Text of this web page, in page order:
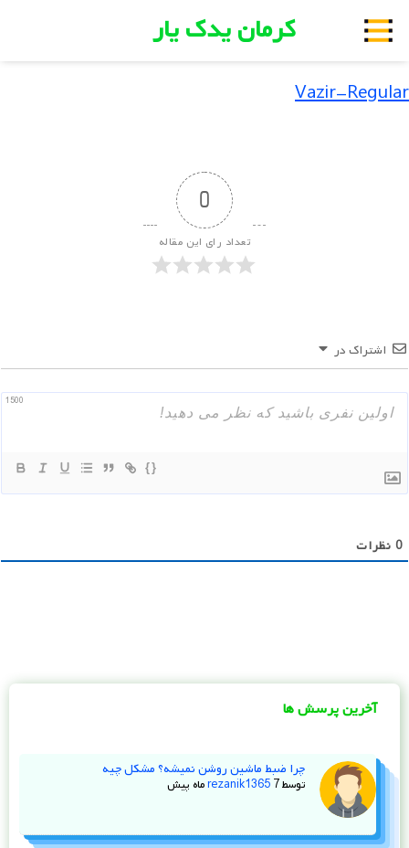
کرمان یدک یار
Vazir-Regular
0
تعداد رای این مقاله
اشتراک در
1500
{}
0 نظرات
آخرین پرسش ها
چرا ضبط ماشین روشن نمیشه؟ مشکل چیه
توسط rezanik1365 7 ماه پیش